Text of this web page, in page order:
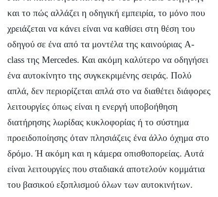
και το πώς αλλάζει η οδηγική εμπειρία, το μόνο που
χρειάζεται να κάνει είναι να καθίσει στη θέση του
οδηγού σε ένα από τα μοντέλα της καινούριας A-
class της Mercedes. Και ακόμη καλύτερο να οδηγήσει
ένα αυτοκίνητο της συγκεκριμένης σειράς. Πολύ
απλά, δεν περιορίζεται απλά στο να διαθέτει διάφορες
λειτουργίες όπως είναι η ενεργή υποβοήθηση
διατήρησης λωρίδας κυκλοφορίας ή το σύστημα
προειδοποίησης όταν πλησιάζεις ένα άλλο όχημα στο
δρόμο. Ή ακόμη και η κάμερα οπισθοπορείας. Αυτά
είναι λειτουργίες που σταδιακά αποτελούν κομμάτια
του βασικού εξοπλισμού όλων των αυτοκινήτων.